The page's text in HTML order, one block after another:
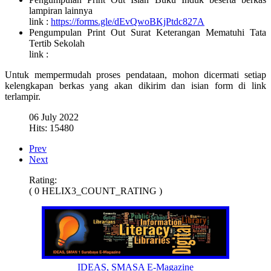
lampiran lainnya
link : https://forms.gle/dEvQwoBKjPtdc827A
Pengumpulan Print Out Surat Keterangan Mematuhi Tata
Tertib Sekolah
link :
Untuk mempermudah proses pendataan, mohon dicermati setiap
kelengkapan berkas yang akan dikirim dan isian form di link
terlampir.
06 July 2022
Hits: 15480
Prev
Next
Rating:
( 0 HELIX3_COUNT_RATING )
IDEAS, SMASA E-Magazine